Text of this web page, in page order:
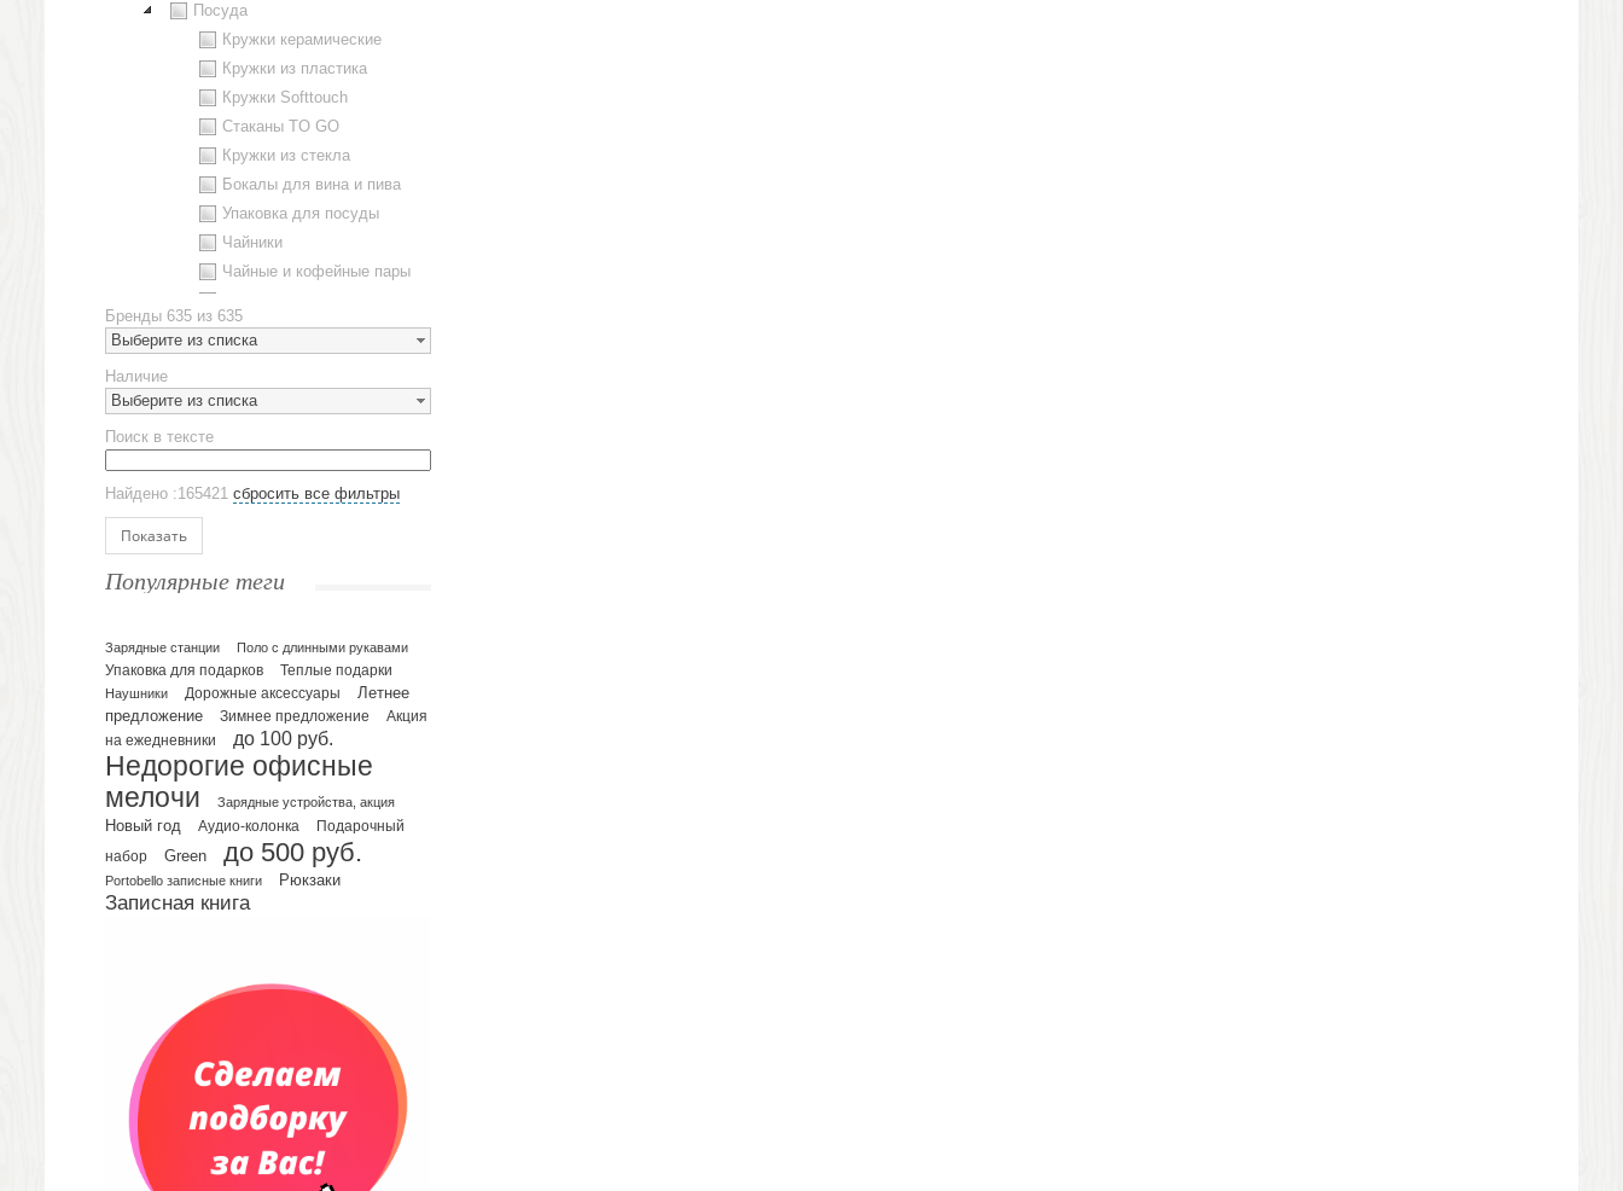
Посуда
Кружки керамические
Кружки из пластика
Кружки Softtouch
Стаканы TO GO
Кружки из стекла
Бокалы для вина и пива
Упаковка для посуды
Чайники
Чайные и кофейные пары
Наборы посуды
Предметы сервировки
Стаканы
Эко кружки
ЕВРОПОСУДА
Аксессуары
Ежедневники и блокноты
Датированные ежедневники
Планинги и телефонные книжки
Планинги датированные
Планинги недатированные
Телефонные книжки
Еженедельники
Органайзер на ежедневник
Сумки и Рюкзаки
Сумки для планшетов и ноутбуков
Рюкзаки
Конференц-сумки
Несессеры и косметички
Портфели
Чехлы для планшетов и ноутбуков
Сумка на пояс или шею
Аксессуары
Бренды 635 из 635
Выберите из списка
Наличие
Выберите из списка
Поиск в тексте
Найдено :165421 сбросить все фильтры
Показать
Популярные теги
Зарядные станции Поло с длинными рукавами
Упаковка для подарков
Теплые подарки
Наушники
Дорожные аксессуары
Летнее
предложение
Зимнее предложение
Акция
на ежедневники
до 100 руб.
Недорогие офисные
мелочи
Зарядные устройства, акция
Новый год Аудио-колонка
Подарочный
набор
Green до 500 руб.
Portobello записные книги Рюкзаки
Записная книга